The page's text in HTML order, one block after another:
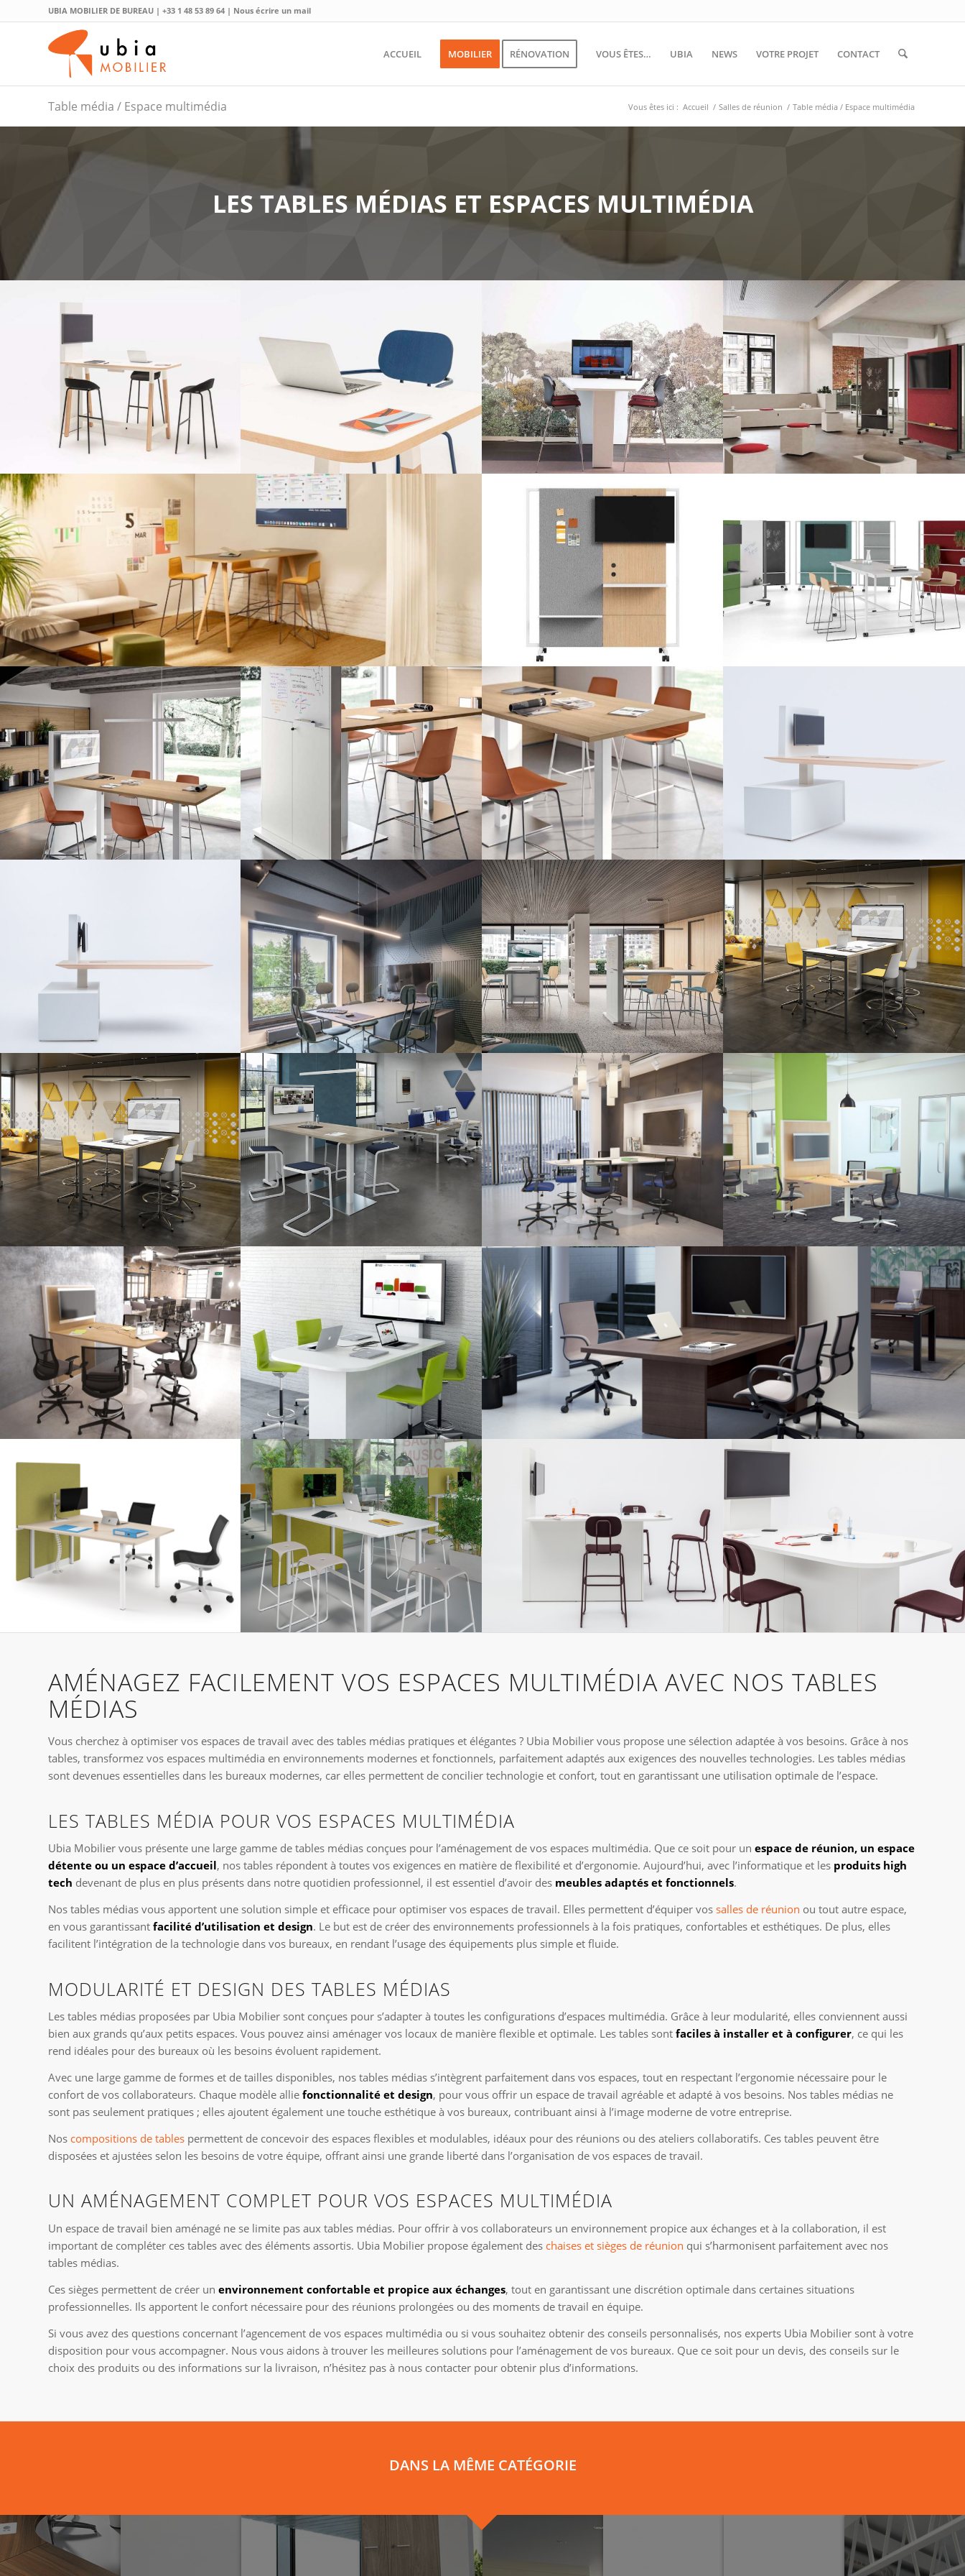
UBIA MOBILIER DE BUREAU | +33 1 48 53 89 64 | Nous écrire un mail
ACCUEIL MOBILIER RÉNOVATION VOUS ÊTES… UBIA NEWS VOTRE PROJET CONTACT
Table média / Espace multimédia Vous êtes ici : Accueil / Salles de réunion / Table média / Espace multimédia
LES TABLES MÉDIAS ET ESPACES MULTIMÉDIA
AMÉNAGEZ FACILEMENT VOS ESPACES MULTIMÉDIA AVEC NOS TABLES
MÉDIAS
Vous cherchez à optimiser vos espaces de travail avec des tables médias pratiques et élégantes ? Ubia Mobilier vous propose une sélection adaptée à vos besoins. Grâce à nos
tables, transformez vos espaces multimédia en environnements modernes et fonctionnels, parfaitement adaptés aux exigences des nouvelles technologies. Les tables médias
sont devenues essentielles dans les bureaux modernes, car elles permettent de concilier technologie et confort, tout en garantissant une utilisation optimale de l’espace.
LES TABLES MÉDIA POUR VOS ESPACES MULTIMÉDIA
Ubia Mobilier vous présente une large gamme de tables médias conçues pour l’aménagement de vos espaces multimédia. Que ce soit pour un espace de réunion, un espace
détente ou un espace d’accueil, nos tables répondent à toutes vos exigences en matière de flexibilité et d’ergonomie. Aujourd’hui, avec l’informatique et les produits high
tech devenant de plus en plus présents dans notre quotidien professionnel, il est essentiel d’avoir des meubles adaptés et fonctionnels.
Nos tables médias vous apportent une solution simple et efficace pour optimiser vos espaces de travail. Elles permettent d’équiper vos salles de réunion ou tout autre espace,
en vous garantissant facilité d’utilisation et design. Le but est de créer des environnements professionnels à la fois pratiques, confortables et esthétiques. De plus, elles
facilitent l’intégration de la technologie dans vos bureaux, en rendant l’usage des équipements plus simple et fluide.
MODULARITÉ ET DESIGN DES TABLES MÉDIAS
Les tables médias proposées par Ubia Mobilier sont conçues pour s’adapter à toutes les configurations d’espaces multimédia. Grâce à leur modularité, elles conviennent aussi
bien aux grands qu’aux petits espaces. Vous pouvez ainsi aménager vos locaux de manière flexible et optimale. Les tables sont faciles à installer et à configurer, ce qui les
rend idéales pour des bureaux où les besoins évoluent rapidement.
Avec une large gamme de formes et de tailles disponibles, nos tables médias s’intègrent parfaitement dans vos espaces, tout en respectant l’ergonomie nécessaire pour le
confort de vos collaborateurs. Chaque modèle allie fonctionnalité et design, pour vous offrir un espace de travail agréable et adapté à vos besoins. Nos tables médias ne
sont pas seulement pratiques ; elles ajoutent également une touche esthétique à vos bureaux, contribuant ainsi à l’image moderne de votre entreprise.
Nos compositions de tables permettent de concevoir des espaces flexibles et modulables, idéaux pour des réunions ou des ateliers collaboratifs. Ces tables peuvent être
disposées et ajustées selon les besoins de votre équipe, offrant ainsi une grande liberté dans l’organisation de vos espaces de travail.
UN AMÉNAGEMENT COMPLET POUR VOS ESPACES MULTIMÉDIA
Un espace de travail bien aménagé ne se limite pas aux tables médias. Pour offrir à vos collaborateurs un environnement propice aux échanges et à la collaboration, il est
important de compléter ces tables avec des éléments assortis. Ubia Mobilier propose également des chaises et sièges de réunion qui s’harmonisent parfaitement avec nos
tables médias.
Ces sièges permettent de créer un environnement confortable et propice aux échanges, tout en garantissant une discrétion optimale dans certaines situations
professionnelles. Ils apportent le confort nécessaire pour des réunions prolongées ou des moments de travail en équipe.
Si vous avez des questions concernant l’agencement de vos espaces multimédia ou si vous souhaitez obtenir des conseils personnalisés, nos experts Ubia Mobilier sont à votre
disposition pour vous accompagner. Nous vous aidons à trouver les meilleures solutions pour l’aménagement de vos bureaux. Que ce soit pour un devis, des conseils sur le
choix des produits ou des informations sur la livraison, n’hésitez pas à nous contacter pour obtenir plus d’informations.
DANS LA MÊME CATÉGORIE